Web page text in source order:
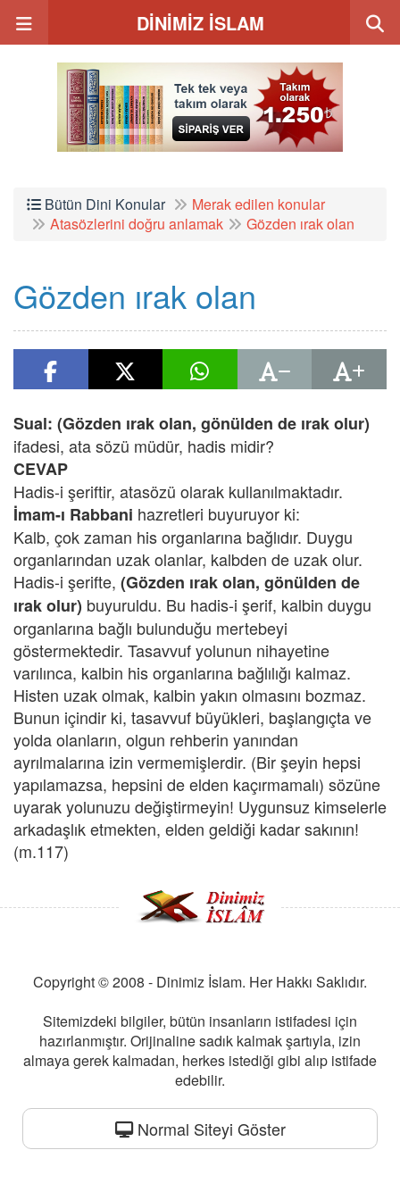
DİNİMİZ İSLAM
Bütün Dini Konular
Merak edilen konular
Atasözlerini doğru anlamak
Gözden ırak olan
Gözden ırak olan
Sual: (Gözden ırak olan, gönülden de ırak olur)
ifadesi, ata sözü müdür, hadis midir?
CEVAP
Hadis-i şeriftir, atasözü olarak kullanılmaktadır.
İmam-ı Rabbani hazretleri buyuruyor ki:
Kalb, çok zaman his organlarına bağlıdır. Duygu
organlarından uzak olanlar, kalbden de uzak olur.
Hadis-i şerifte, (Gözden ırak olan, gönülden de
ırak olur) buyuruldu. Bu hadis-i şerif, kalbin duygu
organlarına bağlı bulunduğu mertebeyi
göstermektedir. Tasavvuf yolunun nihayetine
varılınca, kalbin his organlarına bağlılığı kalmaz.
Histen uzak olmak, kalbin yakın olmasını bozmaz.
Bunun içindir ki, tasavvuf büyükleri, başlangıçta ve
yolda olanların, olgun rehberin yanından
ayrılmalarına izin vermemişlerdir. (Bir şeyin hepsi
yapılamazsa, hepsini de elden kaçırmamalı) sözüne
uyarak yolunuzu değiştirmeyin! Uygunsuz kimselerle
arkadaşlık etmekten, elden geldiği kadar sakının!
(m.117)
Copyright © 2008 - Dinimiz İslam. Her Hakkı Saklıdır.
Sitemizdeki bilgiler, bütün insanların istifadesi için
hazırlanmıştır. Orijinaline sadık kalmak şartıyla, izin
almaya gerek kalmadan, herkes istediği gibi alıp istifade
edebilir.
Normal Siteyi Göster